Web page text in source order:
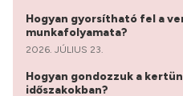
Hogyan gyorsítható fel a
munkafolyamata?
2026. JÚLIUS 23.
Hogyan gondozzuk a
időszakokban?